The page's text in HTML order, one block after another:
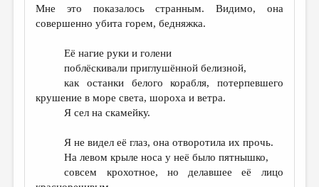
Мне это показалось странным. Видимо, она
совершенно убита горем, бедняжка.
Её нагие руки и голени
поблёскивали приглушённой белизной,
как останки белого корабля, потерпевшего
крушение в море света, шороха и ветра.
Я сел на скамейку.
Я не видел её глаз, она отворотила их прочь.
На левом крыле носа у неё было пятнышко,
совсем крохотное, но делавшее её лицо